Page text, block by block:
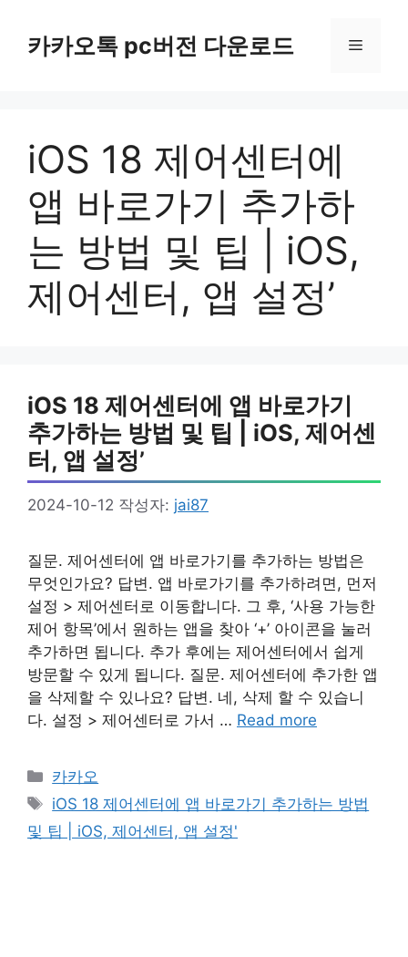
카카오톡 pc버전 다운로드 메
iOS 18 제어센터에
앱 바로가기 추가하
는 방법 및 팁 | iOS,
제어센터, 앱 설정’
iOS 18 제어센터에 앱 바로가기
추가하는 방법 및 팁 | iOS, 제어센
터, 앱 설정’
2024-10-12 작성자: jai87
질문. 제어센터에 앱 바로가기를 추가하는 방법은
무엇인가요? 답변. 앱 바로가기를 추가하려면, 먼저
설정 > 제어센터로 이동합니다. 그 후, ‘사용 가능한
제어 항목’에서 원하는 앱을 찾아 ‘+’ 아이콘을 눌러
추가하면 됩니다. 추가 후에는 제어센터에서 쉽게
방문할 수 있게 됩니다. 질문. 제어센터에 추가한 앱
을 삭제할 수 있나요? 답변. 네, 삭제 할 수 있습니
다. 설정 > 제어센터로 가서 … Read more
카
테
리
카카오
태
그
iOS 18 제어센터에 앱 바로가기 추가하는 방법
및 팁 | iOS, 제어센터, 앱 설정'